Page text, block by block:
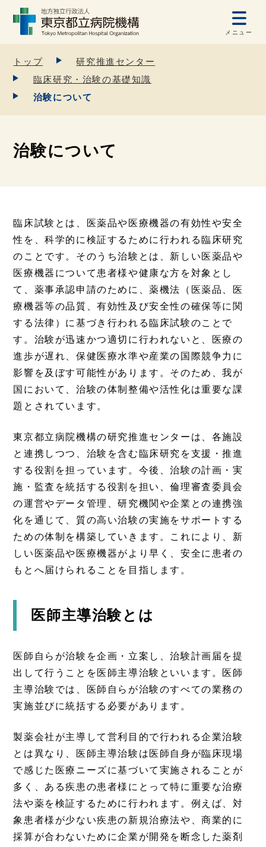
メニュー
トップ
研究推進センター
臨床研究・治験の基礎知識
治験について
治験について
臨床試験とは、医薬品や医療機器の有効性や安全
性を、科学的に検証するために行われる臨床研究
のことです。そのうち治験とは、新しい医薬品や
医療機器について患者様や健康な方を対象とし
て、薬事承認申請のために、薬機法（医薬品、医
療機器等の品質、有効性及び安全性の確保等に関
する法律）に基づき行われる臨床試験のことで
す。治験が迅速かつ適切に行われないと、医療の
進歩が遅れ、保健医療水準や産業の国際競争力に
影響を及ぼす可能性があります。そのため、我が
国において、治験の体制整備や活性化は重要な課
題とされています。
東京都立病院機構の研究推進センターは、各施設
と連携しつつ、治験を含む臨床研究を支援・推進
する役割を担っています。今後、治験の計画・実
施・監査を統括する役割を担い、倫理審査委員会
の運営やデータ管理、研究機関や企業との連携強
化を通じて、質の高い治験の実施をサポートする
ための体制を構築していきます。これにより、新
しい医薬品や医療機器がより早く、安全に患者の
もとへ届けられることを目指します。
医師主導治験とは
医師自らが治験を企画・立案し、治験計画届を提
出して行うことを医師主導治験といいます。医師
主導治験では、医師自らが治験のすべての業務の
実施並びに統括する必要があります。
製薬会社が主導して営利目的で行われる企業治験
とは異なり、医師主導治験は医師自身が臨床現場
で感じた医療ニーズに基づいて実施されることが
多く、ある疾患の患者様にとって特に重要な治療
法や薬を検証するために行われます。例えば、対
象患者様が少ない疾患の新規治療法や、商業的に
採算が合わないために企業が開発を断念した薬剤